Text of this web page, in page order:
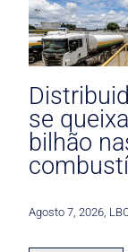
se
bilhão
Agosto 7, 2026